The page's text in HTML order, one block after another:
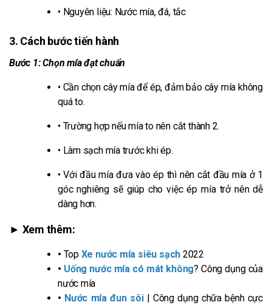
• Nguyên liệu: Nước mía, đá, tắc
3. Cách bước tiến hành
Bước 1: Chọn mía đạt chuẩn
• Cần chọn cây mía để ép, đảm bảo cây mía không
quá to.
• Trường hợp nếu mía to nên cắt thành 2.
• Làm sạch mía trước khi ép.
• Với đầu mía đưa vào ép thì nên cắt đầu mía ở 1
góc nghiêng sẽ giúp cho việc ép mía trở nên dễ
dàng hơn.
► Xem thêm:
• Top Xe nước mía siêu sạch 2022
• Uống nước mía có mát không? Công dụng của
nước mía
• Nước mía đun sôi| Công dụng chữa bệnh cực